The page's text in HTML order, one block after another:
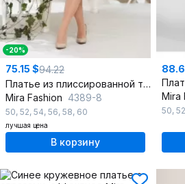
-20%
75.15 $94.22
Платье из плиссированной ткани с воланами и цветочным декором
Mira Fashion 4389-8
50, 52, 54, 56, 58, 60
лучшая цена
В корзину
Mira
50, 52